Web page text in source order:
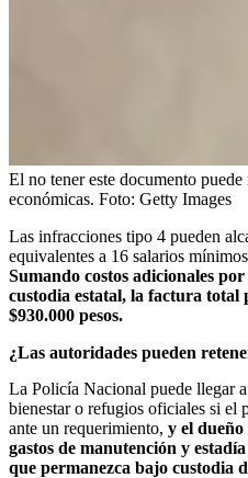
El no tener este documento puede
económicas. Foto: Getty Images
Las infracciones tipo 4 pueden
equivalentes a 16 salarios
Sumando costos adicionales
custodia estatal, la factura total
$930.000 pesos.
¿Las autoridades pueden
La Policía Nacional puede llegar
bienestar o refugios oficiales si el
ante un requerimiento, y el dueño
gastos de manutención y
que permanezca bajo custodia